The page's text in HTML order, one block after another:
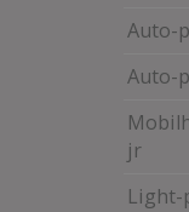
Auto-
Auto-
jr
Light-